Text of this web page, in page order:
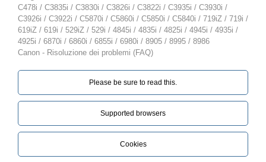
C478i / C3835i / C3830i / C3826i / C3822i / C3935i / C3930i /
C3926i / C3922i / C5870i / C5860i / C5850i / C5840i / 719iZ / 719i /
619iZ / 619i / 529iZ / 529i / 4845i / 4835i / 4825i / 4945i / 4935i /
4925i / 6870i / 6860i / 6855i / 6980i / 8905 / 8995 / 8986
Canon - Risoluzione dei problemi (FAQ)
Please be sure to read this.‎
Supported browsers
Cookies